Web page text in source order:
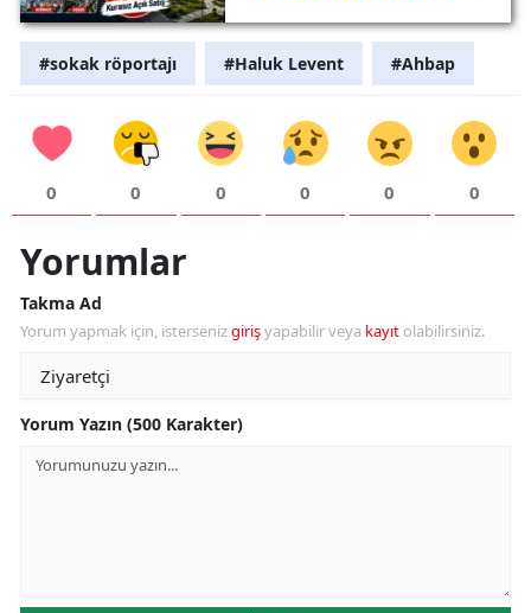
#sokak röportajı #Haluk Levent #Ahbap
0 0 0 0 0 0
Yorumlar
Takma Ad
Yorum yapmak için, istersenizgirişyapabilir veya kayıt olabilirsiniz.
Yorum Yazın (500 Karakter)